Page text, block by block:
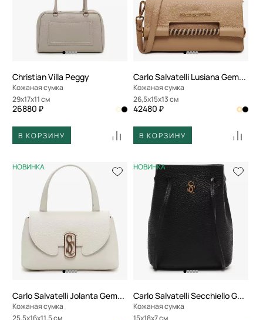
Christian Villa Peggy
Кожаная сумка
29x17x11 см
26880 ₽
В КОРЗИНУ
Carlo Salvatelli Lusiana Gemma
Кожаная сумка
26,5x15x13 см
42480 ₽
В КОРЗИНУ
НОВИНКА
Carlo Salvatelli Jolanta Gemma
Кожаная сумка
25,5x16x11,5 см
НОВИНКА
Carlo Salvatelli Secchiello Gemma
Кожаная сумка
15x18x7 см